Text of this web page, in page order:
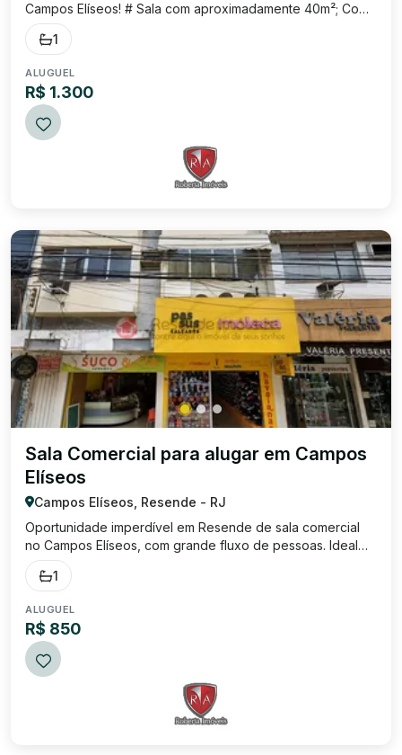
Campos Elíseos! # Sala com aproximadamente 40m²; Com
banheiro social e ar condicionado; Excelente localização,
no coração do maior centro comercial de Resende/RJ!
1
ALUGUEL
R$ 1.300
Sala Comercial para alugar em Campos
Elíseos
Campos Elíseos, Resende - RJ
Oportunidade imperdível em Resende de sala comercial
no Campos Elíseos, com grande fluxo de pessoas. Ideal
para seu negócio crescer. Sala ampla com banheiro social;
Entre em contato com Roberta Imóveis e agende sua visita.
1
ALUGUEL
R$ 850